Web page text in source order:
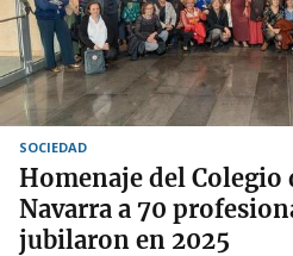
SOCIEDAD
Homenaje del Colegio
Navarra a 70
jubilaron en 2025